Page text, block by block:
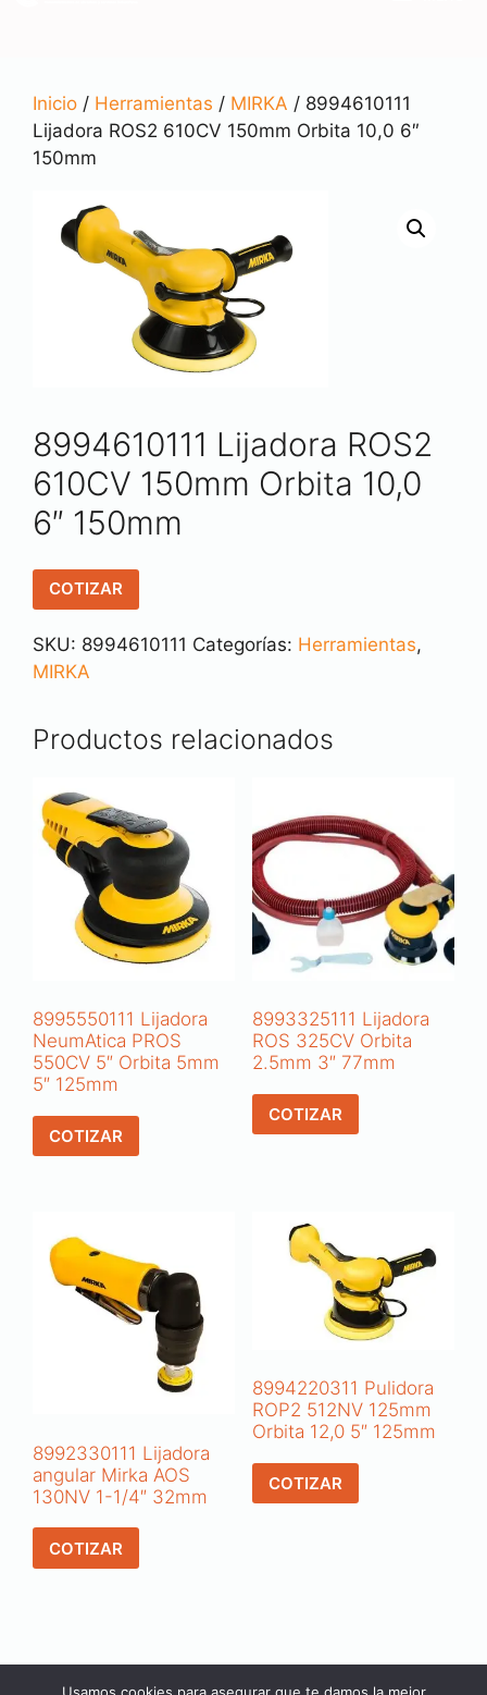
Inicio / Herramientas / MIRKA / 8994610111
Lijadora ROS2 610CV 150mm Orbita 10,0 6″
150mm
8994610111 Lijadora ROS2
610CV 150mm Orbita 10,0
6″ 150mm
COTIZAR
SKU: 8994610111 Categorías: Herramientas,
MIRKA
Productos relacionados
8995550111 Lijadora
NeumAtica PROS
550CV 5″ Orbita 5mm
5″ 125mm
COTIZAR
8993325111 Lijadora
ROS 325CV Orbita
2.5mm 3″ 77mm
COTIZAR
8992330111 Lijadora
angular Mirka AOS
130NV 1-1/4″ 32mm
COTIZAR
8994220311 Pulidora
ROP2 512NV 125mm
Orbita 12,0 5″ 125mm
COTIZAR